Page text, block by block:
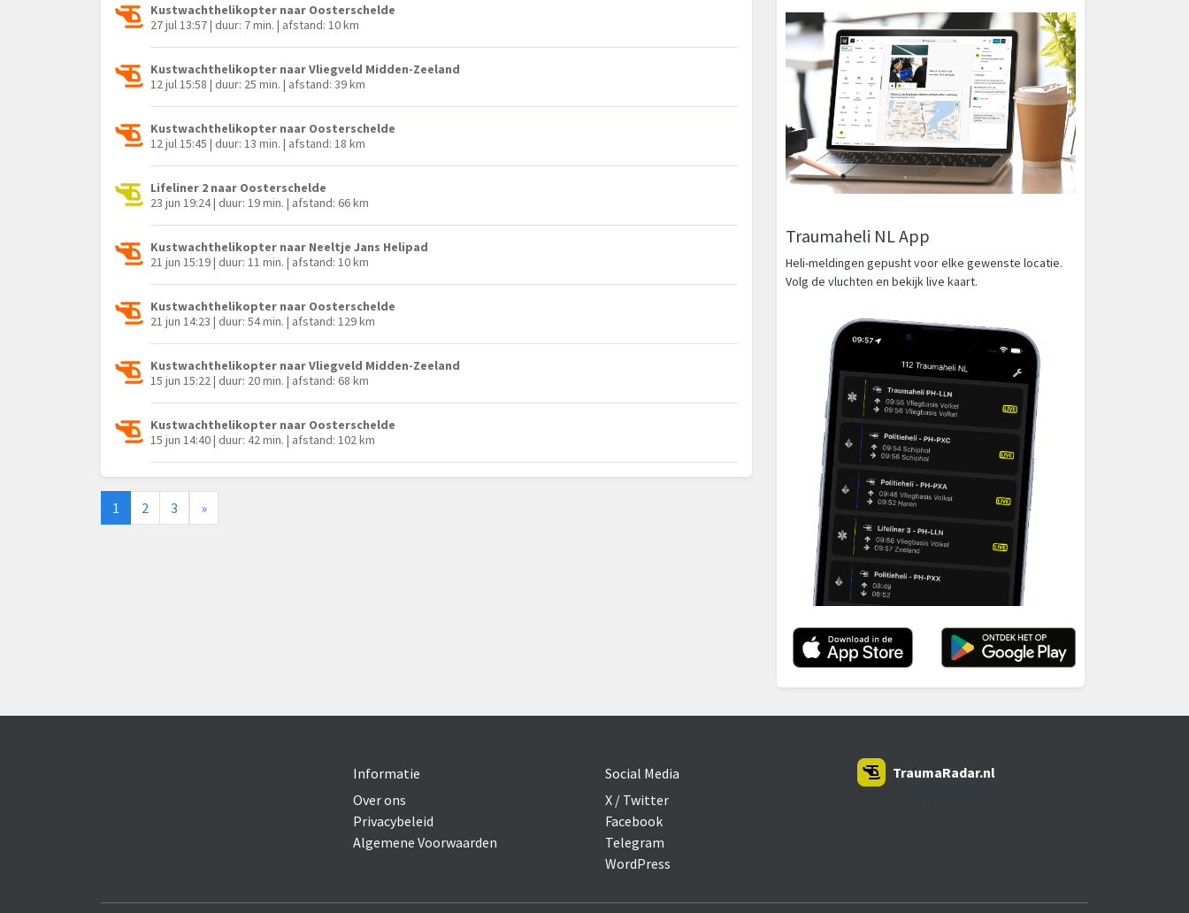
Kustwachthelikopter naar Oosterschelde
27 jul 13:57 | duur: 7 min. | afstand: 10 km
Kustwachthelikopter naar Vliegveld Midden-Zeeland
12 jul 15:58 | duur: 25 min. | afstand: 39 km
Kustwachthelikopter naar Oosterschelde
12 jul 15:45 | duur: 13 min. | afstand: 18 km
Lifeliner 2 naar Oosterschelde
23 jun 19:24 | duur: 19 min. | afstand: 66 km
Kustwachthelikopter naar Neeltje Jans Helipad
21 jun 15:19 | duur: 11 min. | afstand: 10 km
Kustwachthelikopter naar Oosterschelde
21 jun 14:23 | duur: 54 min. | afstand: 129 km
Kustwachthelikopter naar Vliegveld Midden-Zeeland
15 jun 15:22 | duur: 20 min. | afstand: 68 km
Kustwachthelikopter naar Oosterschelde
15 jun 14:40 | duur: 42 min. | afstand: 102 km
1 2 3 »
Traumaheli NL App
Heli-meldingen gepusht voor elke gewenste locatie.
Volg de vluchten en bekijk live kaart.
Informatie
Over ons
Privacybeleid
Algemene Voorwaarden
Social Media
X / Twitter
Facebook
Telegram
WordPress
TraumaRadar.nl